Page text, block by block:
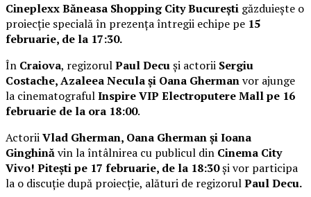
Cineplexx Băneasa Shopping City București găzduiește o
proiecție specială în prezența întregii echipe pe 15
februarie, de la 17:30.
În Craiova, regizorulPaul Decuși actorii Sergiu
Costache, Azaleea Necula și Oana Ghermanvor ajunge
la cinematografulInspire VIP Electroputere Mall pe 16
februarie de la ora 18:00.
ActoriiVlad Gherman, Oana Gherman și Ioana
Ginghinăvin la întâlnirea cu publicul din Cinema City
Vivo! Pitești pe 17 februarie, de la 18:30și vor participa
la o discuție după proiecție, alături de regizorulPaul Decu.